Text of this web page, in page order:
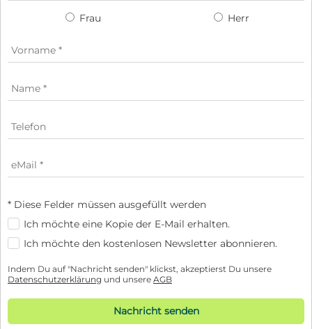
Frau Herr
* Diese Felder müssen ausgefüllt werden
Ich möchte eine Kopie der E-Mail erhalten.
Ich möchte den kostenlosen Newsletter abonnieren.
Indem Du auf "Nachricht senden" klickst, akzeptierst Du unsere
Datenschutzerklärung und unsere AGB
Nachricht senden